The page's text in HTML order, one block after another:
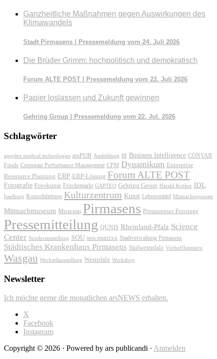
Ganzheitliche Maßnahmen gegen Auswirkungen des
Klimawandels
Stadt Pirmasens | Pressemeldung vom 24. Juli 2026
Die Brüder Grimm: hochpolitisch und demokratisch
Forum ALTE POST | Pressemeldung vom 22. Juli 2026
Papier loslassen und Zukunft gewinnen
Gehring Group | Pressemeldung vom 22. Jul. 2026
Schlagwörter
apoplex medical technologies arsPUB Ausbildung BI Business Intelligence CONVAR
Foods Corporate Performance Management CPM Dynamikum Enterprise
Ressource Planning ERP ERP-Lösung Forum ALTE POST
Fotografie Fotokunst Frischemarkt GAPTEQ Gehring Group Harald Kröher IDL
Isselburg Konsolidierung Kulturzentrum Kunst Lebensmittel Mitmachexponate
Mitmachmuseum Museum Pirmasens Pirmasenser Fototage
Pressemitteilung QUNIS Rheinland-Pfalz Science
Center Sonderausstellung SOU sou.matrixx Stadtverwaltung Pirmasens
Städtisches Krankenhaus Pirmasens Südwestpfalz Vorhofflimmern
Wasgau Wechselausstellung Westpfalz Workshop
Newsletter
Ich möchte gerne die monatlichen arsNEWS erhalten.
X
Facebook
Instagram
Copyright © 2026 · Powered by ars publicandi · Anmelden